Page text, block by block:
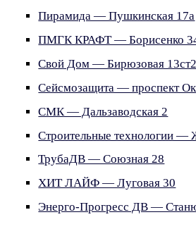
Пирамида — Пушкинская 17а
ПМГК КРАФТ — Борисенко
Свой Дом — Бирюзовая 13ст2
Сейсмозащита — проспект
СМК — Дальзаводская 2
Строительные технологии —
ТрубаДВ — Союзная 28
ХИТ ЛАЙФ — Луговая 30
Энерго-Прогресс ДВ —